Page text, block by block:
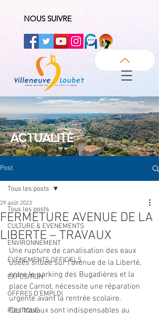
NOUS SUIVRE
ACTUALITÉ
Post
Tous les posts
CULTURE & EVENEMENTS
ENVIRONNEMENT
ÉVÉNEMENTS OFFICIELS
EXPOSITION
OFFRES D'EMPLOI
POLITIQUE
Tous les posts
FERMETURE AVENUE DE LA
LIBERTE – TRAVAUX
29 août 2023
Une rupture de canalisation des eaux
usées située sur l’avenue de la Liberté,
entre le parking des Bugadières et la
place Carnot, nécessite une réparation
urgente avant la rentrée scolaire.
Ces travaux sont indispensables au